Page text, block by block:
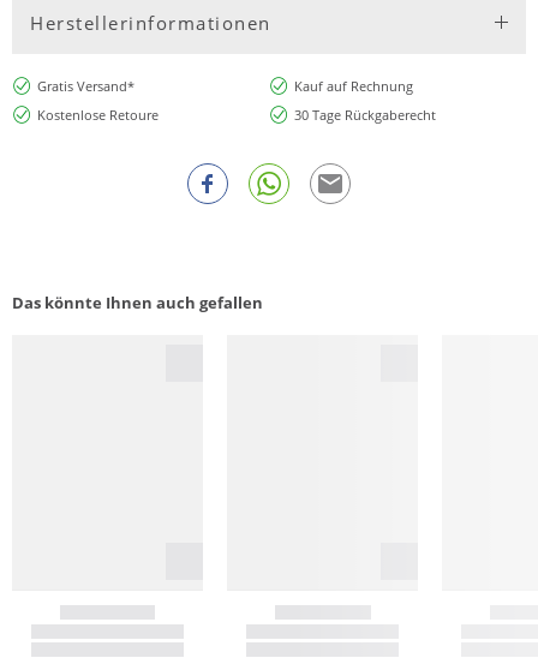
Herstellerinformationen
Gratis Versand*
Kauf auf Rechnung
Kostenlose Retoure
30 Tage Rückgaberecht
Das könnte Ihnen auch gefallen